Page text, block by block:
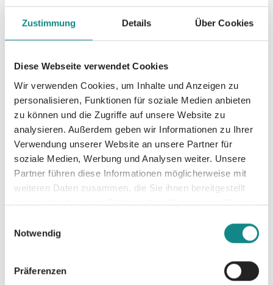
Zustimmung Details Über Cookies
Diese Webseite verwendet Cookies
Wir verwenden Cookies, um Inhalte und Anzeigen zu
personalisieren, Funktionen für soziale Medien anbieten
zu können und die Zugriffe auf unsere Website zu
analysieren. Außerdem geben wir Informationen zu Ihrer
Verwendung unserer Website an unsere Partner für
soziale Medien, Werbung und Analysen weiter. Unsere
Partner führen diese Informationen möglicherweise mit
weiteren Daten zusammen, die Sie ihnen bereitgestellt
haben oder die sie im Rahmen Ihrer Nutzung der Dienste
Notwendig
Präferenzen
einzige zu Hause, das ich je hatte. Er ist meine
größte Sünde, mein schlimmster Fehler. Und
ich weiß nicht, was passiert, wenn ich mich
verbotene Verlangen wird mich noch meinen
Kopf kosten. Julimädchen kann ohne
Vorkenntnisse gelesen werden und ist in sich
abgeschlossen.
Informationen